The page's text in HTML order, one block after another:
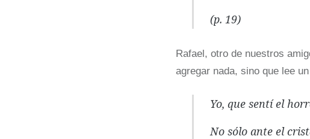
(p. 19)
Rafael, otro de nuestros
agregar nada, sino que lee
Yo, que sentí el
No sólo ante el